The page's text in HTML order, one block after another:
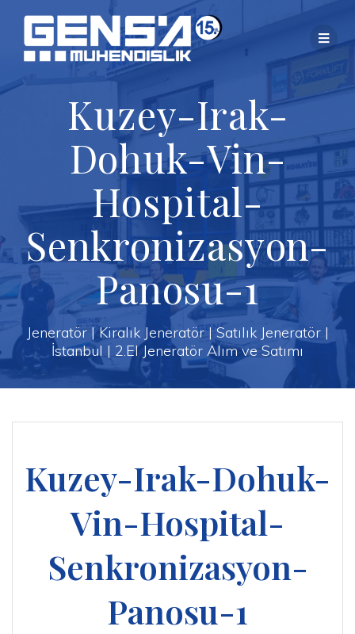
Skip
to
content
Kuzey-Irak-
Dohuk-Vin-
Hospital-
Senkronizasyon-
Panosu-1
Jeneratör | Kiralık Jeneratör | Satılık Jeneratör |
İstanbul | 2.El Jeneratör Alım ve Satımı
Kuzey-Irak-Dohuk-
Vin-Hospital-
Senkronizasyon-
Panosu-1